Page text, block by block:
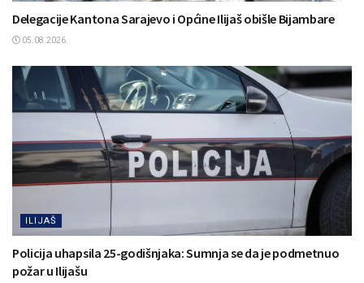
Delegacije Kantona Sarajevo i Općine Ilijaš obišle Bijambare
05.08.2026.
ILIJAŠ
Policija uhapsila 25-godišnjaka: Sumnja se da je podmetnuo
požar u Ilijašu